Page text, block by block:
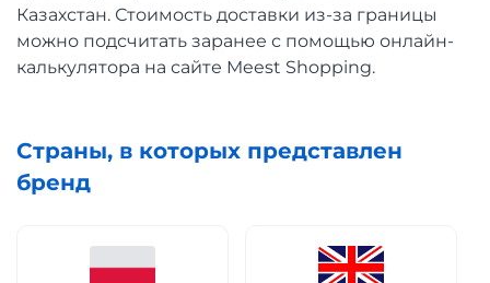
Казахстан. Стоимость доставки из-за границы
можно подсчитать заранее с помощью онлайн-
калькулятора на сайте Meest Shopping.
Страны, в которых представлен
бренд